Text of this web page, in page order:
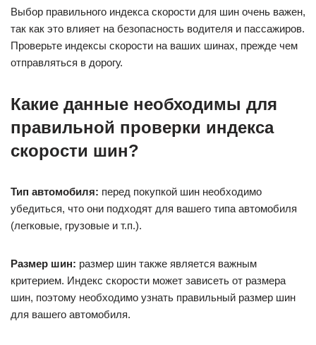
Выбор правильного индекса скорости для шин очень важен,
так как это влияет на безопасность водителя и пассажиров.
Проверьте индексы скорости на ваших шинах, прежде чем
отправляться в дорогу.
Какие данные необходимы для
правильной проверки индекса
скорости шин?
Тип автомобиля: перед покупкой шин необходимо
убедиться, что они подходят для вашего типа автомобиля
(легковые, грузовые и т.п.).
Размер шин: размер шин также является важным
критерием. Индекс скорости может зависеть от размера
шин, поэтому необходимо узнать правильный размер шин
для вашего автомобиля.